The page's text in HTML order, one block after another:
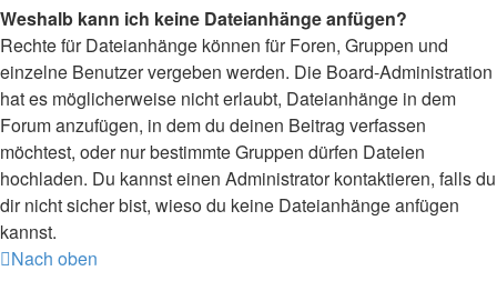
Weshalb kann ich keine Dateianhänge anfügen?
Rechte für Dateianhänge können für Foren, Gruppen und
einzelne Benutzer vergeben werden. Die Board-Administration
hat es möglicherweise nicht erlaubt, Dateianhänge in dem
Forum anzufügen, in dem du deinen Beitrag verfassen
möchtest, oder nur bestimmte Gruppen dürfen Dateien
hochladen. Du kannst einen Administrator kontaktieren, falls du
dir nicht sicher bist, wieso du keine Dateianhänge anfügen
kannst.
Nach oben